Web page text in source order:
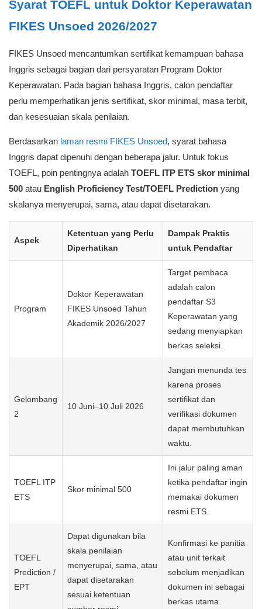
Poster resmi pendaftaran Doktor Keperawatan FIKES Unsoed
2026/2027. Detail syarat tetap perlu dicek melalui sumber resmi
FIKES Unsoed.
Syarat TOEFL untuk Doktor Keperawatan
FIKES Unsoed mencantumkan sertifikat kemampuan bahasa
Inggris sebagai bagian dari persyaratan Program Doktor
Keperawatan. Pada bagian bahasa Inggris, calon pendaftar
perlu memperhatikan jenis sertifikat, skor minimal, masa terbit,
Berdasarkan
, syarat bahasa
Inggris dapat dipenuhi dengan beberapa jalur. Untuk fokus
TOEFL ITP ETS skor minimal
English Proficiency Test/TOEFL Prediction
Aspek
Ketentuan yang Perlu
Doktor Keperawatan
FIKES Unsoed Tahun
Akademik 2026/2027
adalah calon
pendaftar S3
Keperawatan yang
sedang menyiapkan
berkas seleksi.